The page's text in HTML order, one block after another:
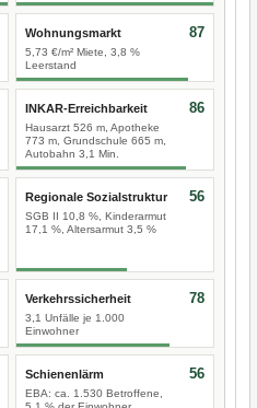
Wohnungsmarkt
5,73 €/m² Miete, 3,8 %
Leerstand
87
INKAR-Erreichbarkeit
Hausarzt 526 m, Apotheke
773 m, Grundschule 665 m,
Autobahn 3,1 Min.
86
Regionale Sozialstruktur
SGB II 10,8 %, Kinderarmut
17,1 %, Altersarmut 3,5 %
56
Verkehrssicherheit
3,1 Unfälle je 1.000
Einwohner
78
Schienenlärm
EBA: ca. 1.530 Betroffene,
56